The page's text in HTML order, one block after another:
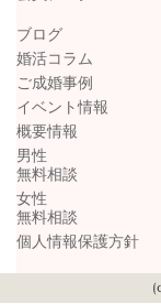
ブログ
婚活コラム
ご成婚事例
イベント情報
概要情報
男性
無料相談
女性
無料相談
個人情報保護方針